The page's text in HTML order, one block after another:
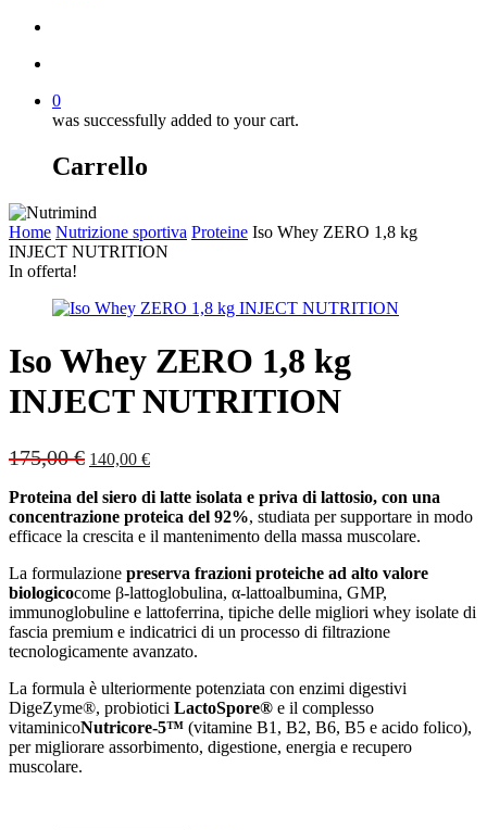
0
was successfully added to your cart.
Carrello
Home Nutrizione sportiva Proteine Iso Whey ZERO 1,8 kg
INJECT NUTRITION
In offerta!
Iso Whey ZERO 1,8 kg
INJECT NUTRITION
175,00€ Original
price
was:
175,00 €.
140,00 €Current
price
is:
140,00 €.
Proteina del siero di latte isolata e priva di lattosio, con una
concentrazione proteica del 92%, studiata per supportare in modo
efficace la crescita e il mantenimento della massa muscolare.
La formulazione preserva frazioni proteiche ad alto valore
biologicocome β-lattoglobulina, α-lattoalbumina, GMP,
immunoglobuline e lattoferrina, tipiche delle migliori whey isolate di
fascia premium e indicatrici di un processo di filtrazione
tecnologicamente avanzato.
La formula è ulteriormente potenziata con enzimi digestivi
DigeZyme®, probiotici LactoSpore® e il complesso
vitaminicoNutricore-5™ (vitamine B1, B2, B6, B5 e acido folico),
per migliorare assorbimento, digestione, energia e recupero
muscolare.